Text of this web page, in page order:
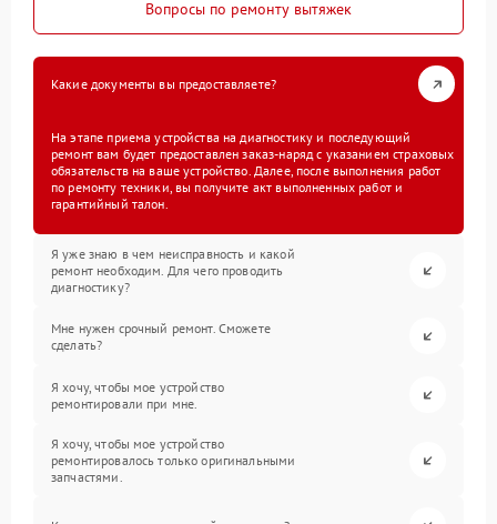
Вопросы по ремонту вытяжек
Какие документы вы предоставляете?
На этапе приема устройства на диагностику и последующий
ремонт вам будет предоставлен заказ-наряд с указанием страховых
обязательств на ваше устройство. Далее, после выполнения работ
по ремонту техники, вы получите акт выполненных работ и
гарантийный талон.
Я уже знаю в чем неисправность и какой
ремонт необходим. Для чего проводить
диагностику?
Мне нужен срочный ремонт. Сможете
сделать?
Я хочу, чтобы мое устройство
ремонтировали при мне.
Я хочу, чтобы мое устройство
ремонтировалось только оригинальными
запчастями.